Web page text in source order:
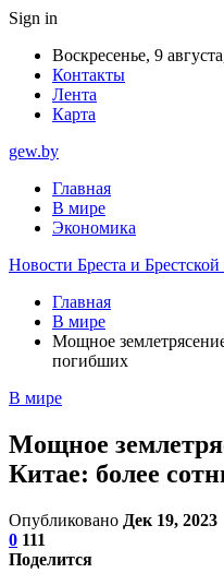
Sign in
Воскресенье, 9
Контакты
Лента
Карта
gew.by
Главная
В мире
Экономика
Новости Бреста и Брестской
Главная
В мире
Мощное
погибших
В мире
Мощное
Китае: более
Опубликовано Дек 19, 2023
0 111
Поделится